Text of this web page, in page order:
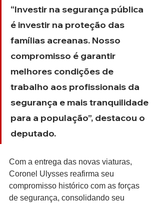
“Investir na segurança pública
é investir na proteção das
famílias acreanas. Nosso
compromisso é garantir
melhores condições de
trabalho aos profissionais da
segurança e mais tranquilidade
para a população”, destacou o
deputado.
Com a entrega das novas viaturas,
Coronel Ulysses reafirma seu
compromisso histórico com as forças
de segurança, consolidando seu